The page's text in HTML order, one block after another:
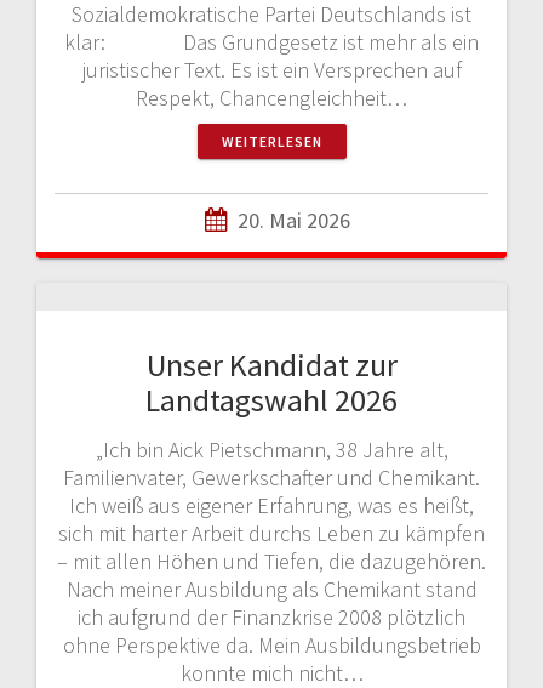
Sozialdemokratische Partei Deutschlands ist
klar: Das Grundgesetz ist mehr als ein
juristischer Text. Es ist ein Versprechen auf
Respekt, Chancengleichheit…
WEITERLESEN
20. Mai 2026
Unser Kandidat zur
Landtagswahl 2026
„Ich bin Aick Pietschmann, 38 Jahre alt,
Familienvater, Gewerkschafter und Chemikant.
Ich weiß aus eigener Erfahrung, was es heißt,
sich mit harter Arbeit durchs Leben zu kämpfen
– mit allen Höhen und Tiefen, die dazugehören.
Nach meiner Ausbildung als Chemikant stand
ich aufgrund der Finanzkrise 2008 plötzlich
ohne Perspektive da. Mein Ausbildungsbetrieb
konnte mich nicht…